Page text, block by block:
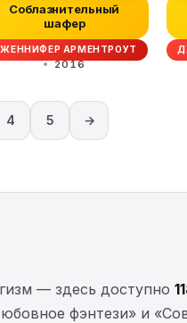
Соблазнительный
шафер
АРМЕНТРОУТ
2016
4 5 →
— здесь доступно
фэнтези» и